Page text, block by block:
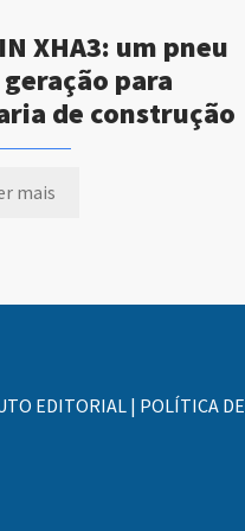
XHA3: um pneu
para
de construção
mais
EDITORIAL | POLÍTICA DE